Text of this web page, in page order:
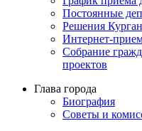
Постоянные
Решения
Интернет-
Собрание
проектов
Глава города
Биография
Советы и